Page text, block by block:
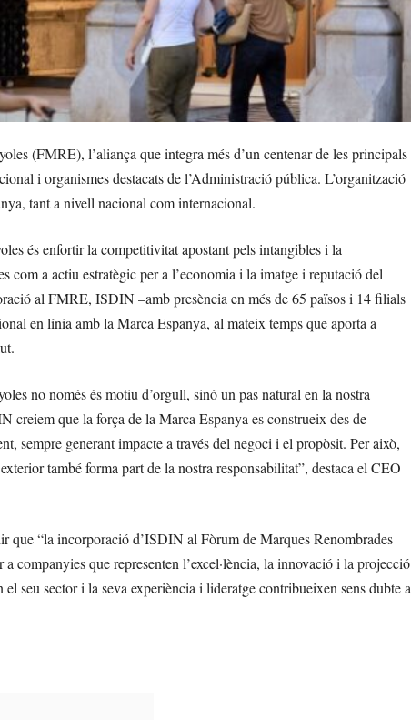
(FMRE), l’aliança que integra més d’un centenar de les principals
i organismes destacats de l’Administració pública. L’organització
tant a nivell nacional com internacional.
és enfortir la competitivitat apostant pels intangibles i la
com a actiu estratègic per a l’economia i la imatge i reputació del
al FMRE, ISDIN –amb presència en més de 65 països i 14 filials
en línia amb la Marca Espanya, al mateix temps que aporta a
no només és motiu d’orgull, sinó un pas natural en la nostra
que la força de la Marca Espanya es construeix des de
sempre generant impacte a través del negoci i el propòsit. Per això,
també forma part de la nostra responsabilitat”, destaca el CEO
“la incorporació d’ISDIN al Fòrum de Marques Renombrades
companyies que representen l’excel·lència, la innovació i la projecció
seu sector i la seva experiència i lideratge contribueixen sens dubte a